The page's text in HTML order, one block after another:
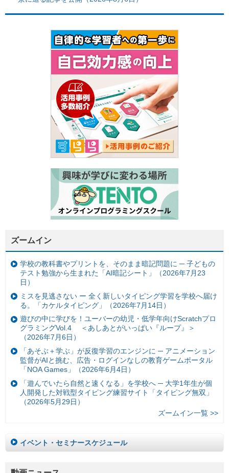
ズームイン
学校の教科書やプリントを、そのまま暗記問題に ─ 子どもの
テスト勉強から生まれた「AI暗記シート」（2026年7月23
日）
ミスを見逃さない ー 全く新しいタイピング学習を学校へ届け
る。「カケルタイピング」（2026年7月14日）
遊びの中に学びを！ユーバーの幼児・低学年向けScratchプロ
グラミングVol.4 ＜あしあとがいっぱい『ループ』＞
（2026年7月6日）
「あそぶ＋学ぶ」が反復学習のエンジンに ─ アニメーション
監督がAIと挑む、広告・ログインなしの教育ゲームポータル
「NOA Games」（2026年6月4日）
「遊んでいたら自然と速くなる」を学校へ ─ 大学1年生が個
人開発した対戦型タイピング練習サイト「タイピング無双」
（2026年5月29日）
ズームイン一覧 >>
イベント・セミナースケジュール